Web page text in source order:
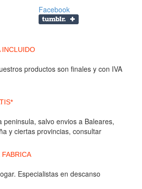
Facebook
INCLUIDO
productos son finales y con IVA
peninsula, salvo envios a Baleares,
y ciertas provincias, consultar
Especialistas en descanso